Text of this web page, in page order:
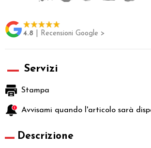
4.8 | Recensioni Google >
Servizi
Stampa
Avvisami quando l'articolo sarà
Descrizione